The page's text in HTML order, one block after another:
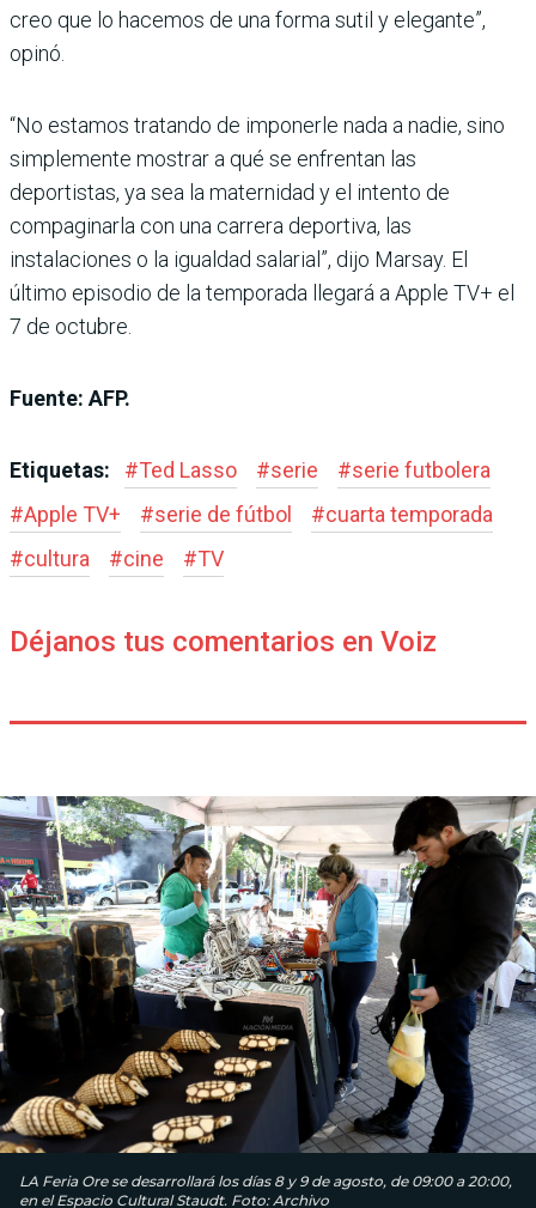
creo que lo hacemos de una forma sutil y elegante”,
opinó.
“No estamos tratando de imponerle nada a nadie, sino
simplemente mostrar a qué se enfrentan las
deportistas, ya sea la maternidad y el intento de
compaginarla con una carrera deportiva, las
instalaciones o la igualdad salarial”, dijo Marsay. El
último episodio de la temporada llegará a Apple TV+ el
7 de octubre.
Fuente: AFP.
Etiquetas: #Ted Lasso #serie #serie futbolera
#Apple TV+ #serie de fútbol #cuarta temporada
#cultura #cine #TV
Déjanos tus comentarios en Voiz
LA Feria Ore se desarrollará los días 8 y 9 de agosto, de 09:00 a 20:00,
en el Espacio Cultural Staudt. Foto: Archivo